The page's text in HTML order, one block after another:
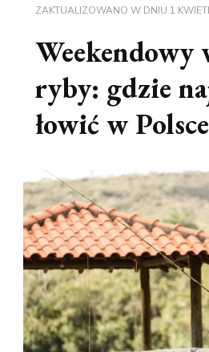
ZAKTUALIZOWANO W DNIU 1
Weekendowy
ryby: gdzie
łowić w